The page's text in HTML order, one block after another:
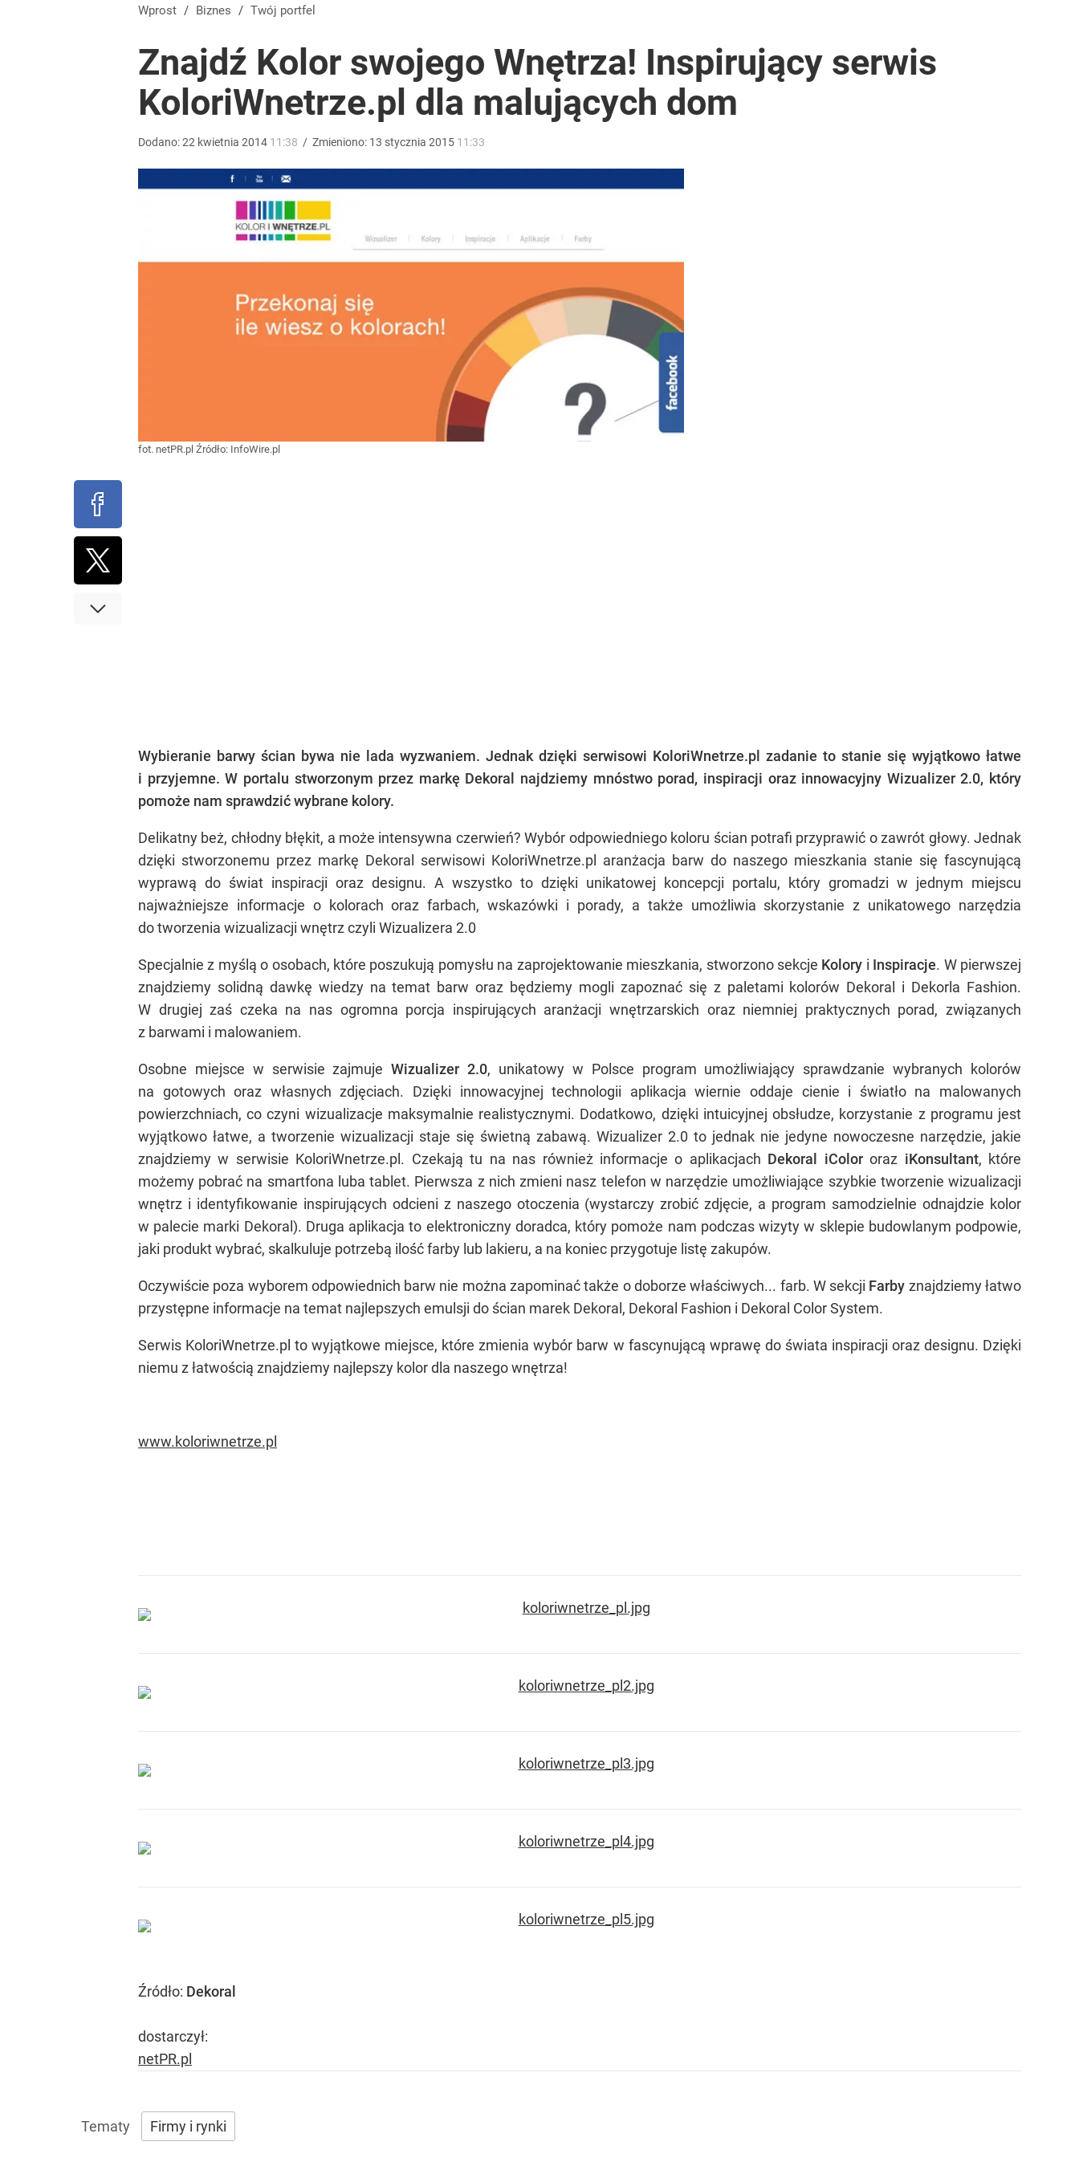
Wprost / Biznes / Twój portfel
Znajdź Kolor swojego Wnętrza! Inspirujący serwis
KoloriWnetrze.pl dla malujących dom
Dodano:22 kwietnia 2014 11:38 / Zmieniono: 13 stycznia 2015 11:33
fot. netPR.pl Źródło: InfoWire.pl
Wybieranie barwy ścian bywa nie lada wyzwaniem. Jednak dzięki serwisowi KoloriWnetrze.pl zadanie to stanie się wyjątkowo łatwe
i przyjemne. W portalu stworzonym przez markę Dekoral najdziemy mnóstwo porad, inspiracji oraz innowacyjny Wizualizer 2.0, który
pomoże nam sprawdzić wybrane kolory.
Delikatny beż, chłodny błękit, a może intensywna czerwień? Wybór odpowiedniego koloru ścian potrafi przyprawić o zawrót głowy. Jednak
dzięki stworzonemu przez markę Dekoral serwisowi KoloriWnetrze.pl aranżacja barw do naszego mieszkania stanie się fascynującą
wyprawą do świat inspiracji oraz designu. A wszystko to dzięki unikatowej koncepcji portalu, który gromadzi w jednym miejscu
najważniejsze informacje o kolorach oraz farbach, wskazówki i porady, a także umożliwia skorzystanie z unikatowego narzędzia
do tworzenia wizualizacji wnętrz czyli Wizualizera 2.0
Specjalnie z myślą o osobach, które poszukują pomysłu na zaprojektowanie mieszkania, stworzono sekcje Kolory i Inspiracje. W pierwszej
znajdziemy solidną dawkę wiedzy na temat barw oraz będziemy mogli zapoznać się z paletami kolorów Dekoral i Dekorla Fashion.
W drugiej zaś czeka na nas ogromna porcja inspirujących aranżacji wnętrzarskich oraz niemniej praktycznych porad, związanych
z barwami i malowaniem.
Osobne miejsce w serwisie zajmujeWizualizer 2.0, unikatowy w Polsce program umożliwiający sprawdzanie wybranych kolorów
na gotowych oraz własnych zdjęciach. Dzięki innowacyjnej technologii aplikacja wiernie oddaje cienie i światło na malowanych
powierzchniach, co czyni wizualizacje maksymalnie realistycznymi. Dodatkowo, dzięki intuicyjnej obsłudze, korzystanie z programu jest
wyjątkowo łatwe, a tworzenie wizualizacji staje się świetną zabawą. Wizualizer 2.0 to jednak nie jedyne nowoczesne narzędzie, jakie
znajdziemy w serwisie KoloriWnetrze.pl. Czekają tu na nas również informacje o aplikacjach Dekoral iColororaz iKonsultant, które
możemy pobrać na smartfona luba tablet. Pierwsza z nich zmieni nasz telefon w narzędzie umożliwiające szybkie tworzenie wizualizacji
wnętrz i identyfikowanie inspirujących odcieni z naszego otoczenia (wystarczy zrobić zdjęcie, a program samodzielnie odnajdzie kolor
w palecie marki Dekoral). Druga aplikacja to elektroniczny doradca, który pomoże nam podczas wizyty w sklepie budowlanym podpowie,
jaki produkt wybrać, skalkuluje potrzebą ilość farby lub lakieru, a na koniec przygotuje listę zakupów.
Oczywiście poza wyborem odpowiednich barw nie można zapominać także o doborze właściwych... farb. W sekcji Farby znajdziemy łatwo
przystępne informacje na temat najlepszych emulsji do ścian marek Dekoral, Dekoral Fashion i Dekoral Color System.
Serwis KoloriWnetrze.pl to wyjątkowe miejsce, które zmienia wybór barw w fascynującą wprawę do świata inspiracji oraz designu. Dzięki
niemu z łatwością znajdziemy najlepszy kolor dla naszego wnętrza!
www.koloriwnetrze.pl
Źródło: Dekoral
dostarczył:
netPR.pl
Firmy i rynki